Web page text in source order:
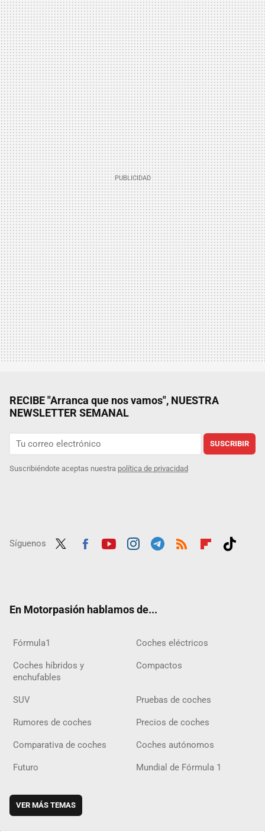
RECIBE "Arranca que nos vamos", NUESTRA
NEWSLETTER SEMANAL
SUSCRIBIR
Suscribiéndote aceptas nuestra política de privacidad
Síguenos
En Motorpasión hablamos de...
Fórmula1 Coches eléctricos
Coches híbridos y
enchufables
Compactos
SUV Pruebas de coches
Rumores de coches Precios de coches
Comparativa de coches Coches autónomos
Futuro Mundial de Fórmula 1
VER MÁS TEMAS